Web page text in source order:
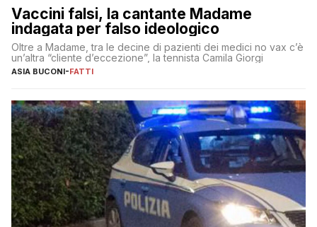
Vaccini falsi, la cantante Madame
indagata per falso ideologico
Oltre a Madame, tra le decine di pazienti dei medici no vax c’è
un’altra “cliente d’eccezione”, la tennista Camila Giorgi
ASIA BUCONI-FATTI